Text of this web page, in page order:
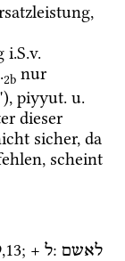
i.S.v.
2b nur
piyyut. u.
scheint
,13; + ל: לאשם